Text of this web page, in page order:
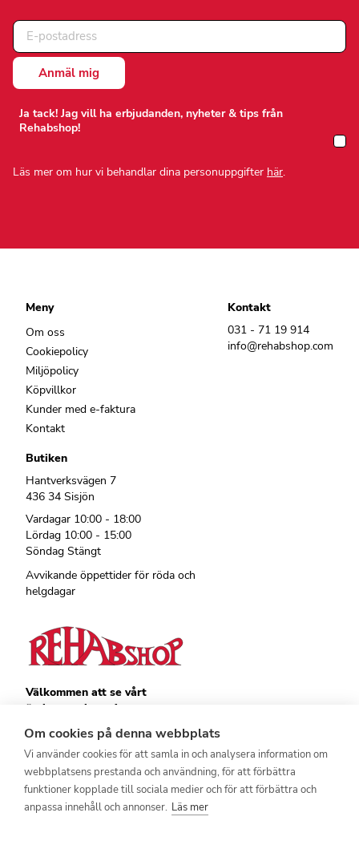
Om cookies på denna webbplats
Vi använder cookies för att samla in och analysera information om
webbplatsens prestanda och användning, för att förbättra
funktioner kopplade till sociala medier och för att förbättra och
anpassa innehåll och annonser. Läs mer
Ja tack! Jag vill ha erbjudanden, nyheter & tips från
Rehabshop!
Läs mer om hur vi behandlar dina personuppgifter här.
Meny
Om oss
Cookiepolicy
Miljöpolicy
Köpvillkor
Kunder med e-faktura
Kontakt
Kontakt
031 - 71 19 914
info@rehabshop.com
Butiken
Hantverksvägen 7
436 34 Sisjön
Vardagar 10:00 - 18:00
Lördag 10:00 - 15:00
Söndag Stängt
Avvikande öppettider för röda och
helgdagar
Välkommen att se vårt
övriga sortiment!
Royalrest
Heatknife
Bauerfeind
Stimulite